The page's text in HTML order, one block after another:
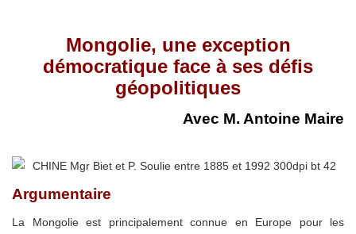
Mongolie, une exception
démocratique face à ses défis
géopolitiques
Avec M. Antoine Maire
Argumentaire
La Mongolie est principalement connue en Europe pour les